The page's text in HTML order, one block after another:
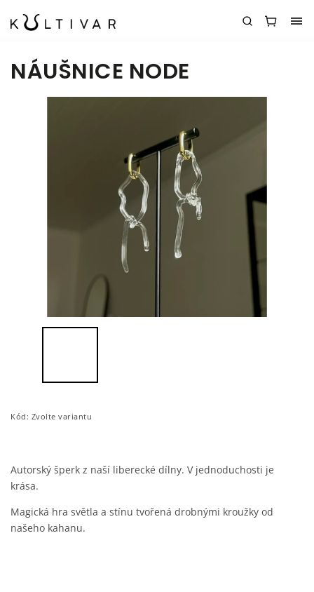
NÁUŠNICE NODE
Kód: Zvolte variantu
Autorský šperk z naší liberecké dílny. V jednoduchosti je
krása.
Magická hra světla a stínu tvořená drobnými kroužky od
našeho kahanu.